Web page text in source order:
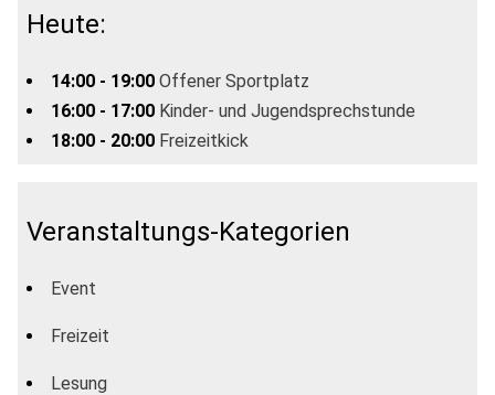
Heute:
14:00 - 19:00 Offener Sportplatz
16:00 - 17:00 Kinder- und Jugendsprechstunde
18:00 - 20:00 Freizeitkick
Veranstaltungs-Kategorien
Event
Freizeit
Lesung